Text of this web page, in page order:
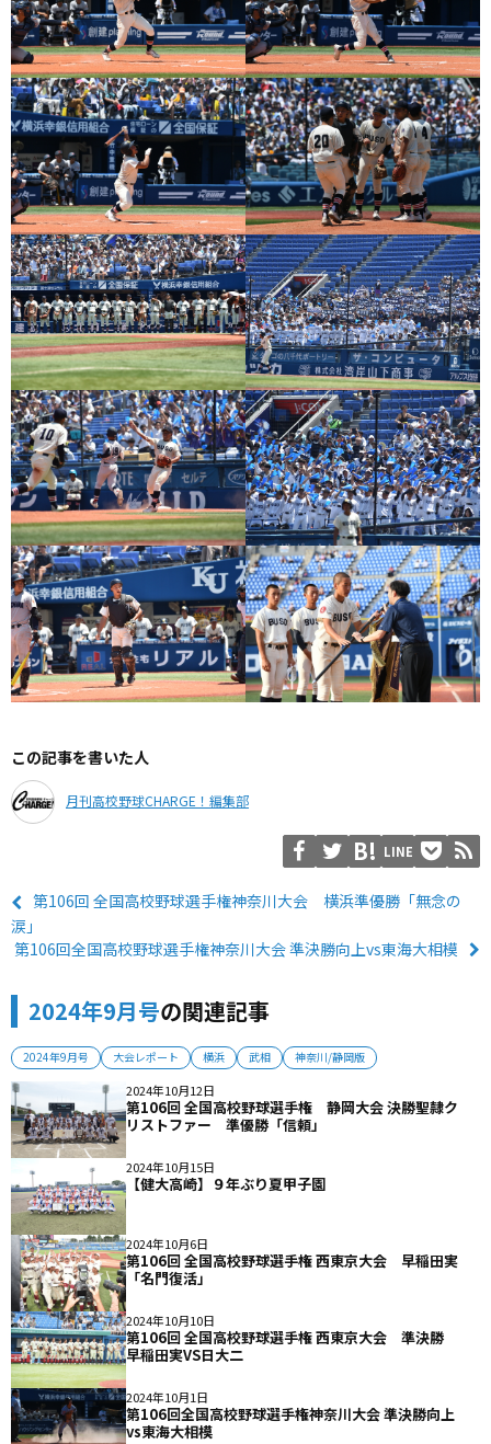
この記事を書いた人
月刊高校野球CHARGE！編集部
LINE
第106回 全国高校野球選手権神奈川大会 横浜準優勝「無念の
涙」
第106回全国高校野球選手権神奈川大会 準決勝向上vs東海大相模
2024年9月号の関連記事
2024年9月号 大会レポート 横浜 武相 神奈川/静岡版
2024年10月12日
第106回 全国高校野球選手権 静岡大会 決勝聖隷ク
リストファー 準優勝「信頼」
2024年10月15日
【健大高崎】９年ぶり夏甲子園
2024年10月6日
第106回 全国高校野球選手権 西東京大会 早稲田実
「名門復活」
2024年10月10日
第106回 全国高校野球選手権 西東京大会 準決勝
早稲田実VS日大二
2024年10月1日
第106回全国高校野球選手権神奈川大会 準決勝向上
vs東海大相模